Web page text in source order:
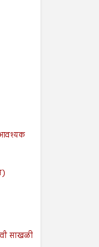
आवश्यक
साखळी